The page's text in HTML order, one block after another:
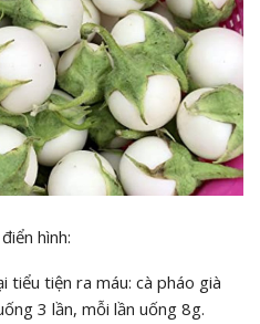
hình:
tiểu tiện ra máu: cà pháo già
3 lần, mỗi lần uống 8g.